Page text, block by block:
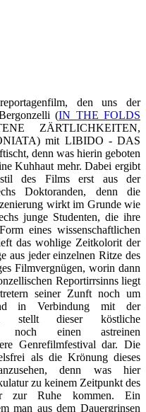
den uns der
(IN THE FOLDS
ZÄRTLICHKEITEN,
mit LIBIDO - DAS
denn was hierin geboten
Kuhhaut mehr. Dabei ergibt
des Films erst aus der
Doktoranden, denn die
wirkt im Grunde wie
junge Studenten, die ihre
eines wissenschaftlichen
das wohlige Zeitkolorit der
aus jeder einzelnen Ritze des
Filmvergnügen, worin dann
Reportirrsinns liegt
seiner Zunft noch um
in Verbindung mit der
stellt dieser köstliche
noch einen astreinen
Genrefilmfestival dar. Die
als die Krönung dieses
denn was hier
zu keinem Zeitpunkt des
zur Ruhe kommen. Ein
man aus dem Dauergrinsen